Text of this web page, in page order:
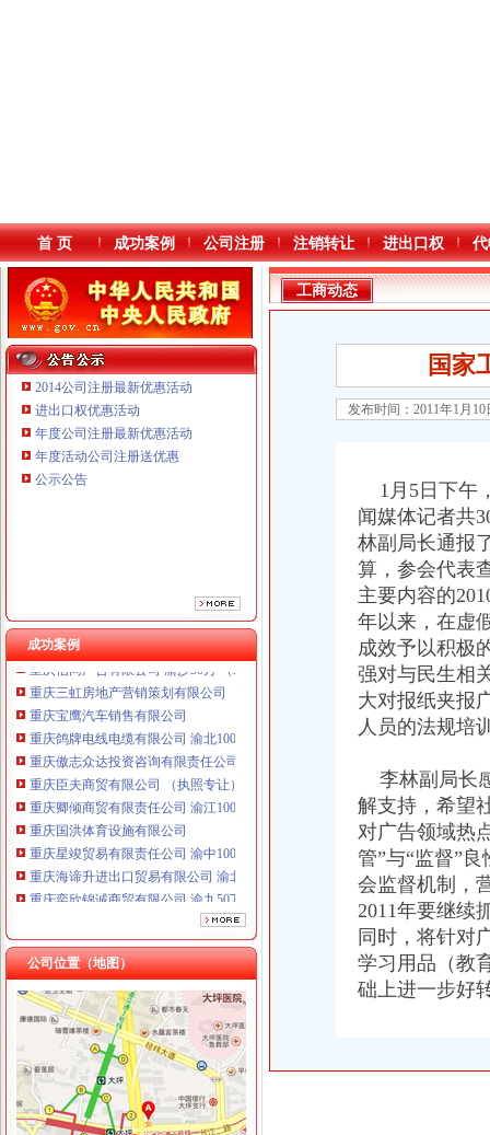
本站导航
首 页 成功案例 公司注册 注销转让 进出口权
2014公司注册最新优惠活动
进出口权优惠活动
年度公司注册最新优惠活动
年度活动公司注册送优惠
公示公告
成功案例
重庆海谛升进出口贸易有限公司 渝北100万 （进出口权）
重庆奕欣锦诚商贸有限公司 渝九50万 （工商注册）
重庆信同广告有限公司 渝沙50万 （工商注册）
重庆三虹房地产营销策划有限公司
重庆宝鹰汽车销售有限公司
重庆鸽牌电线电缆有限公司 渝北10010万 (进出口权)
重庆傲志众达投资咨询有限责任公司 渝九1000万 （增资）
重庆臣夫商贸有限公司 （执照专让）
重庆卿倾商贸有限责任公司 渝江100万 （工商注册）
重庆国洪体育设施有限公司
重庆星竣贸易有限责任公司 渝中100万 （进出口权）
重庆海谛升进出口贸易有限公司 渝北100万 （进出口权）
重庆奕欣锦诚商贸有限公司 渝九50万 （工商注册）
重庆信同广告有限公司 渝沙50万 （工商注册）
重庆三虹房地产营销策划有限公司
重庆宝鹰汽车销售有限公司
公司位置（地图）
工商动态
全市重庆海关在哪里安全生产大排查大整大执法专项行动圆满完成
巫山局开展“查究抓”海关报关注册登记证书推动各项工作
工商动态
国家
发布时间：2011年1月
1月5日下午
闻媒体记者共
林副局长通报
算，参会代表
主要内容的
年以来，在虚
成效予以积极
强对与民生相
大对报纸夹报
人员的法规培
李林副局长
解支持，希望
对广告领域热
管”与“监督”
会监督机制，
2011年要继续
同时，将针对
学习用品（教
础上进一步好